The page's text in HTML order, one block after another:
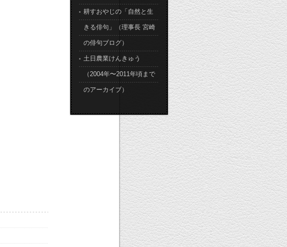
耕すおやじの「自然と生
きる俳句」（理事長 宮崎
の俳句ブログ）
土日農業けんきゅう
（2004年〜2011年頃まで
のアーカイブ）